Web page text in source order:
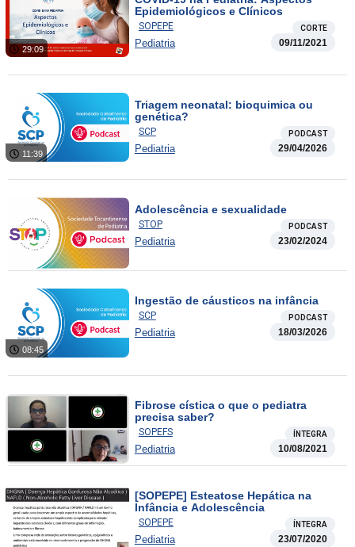
29:09
Epidemiológicos e Clínicos
SOPEPE CORTE
Pediatria 09/11/2021
11:39
Triagem neonatal: bioquimica ou
genética?
SCP PODCAST
Pediatria 29/04/2026
Adolescência e sexualidade
STOP PODCAST
Pediatria 23/02/2024
08:45
Ingestão de cáusticos na infância
SCP PODCAST
Pediatria 18/03/2026
Fibrose cística o que o pediatra
precisa saber?
SOPEFS ÍNTEGRA
Pediatria 10/08/2021
[SOPEPE] Esteatose Hepática na
Infância e Adolescência
SOPEPE ÍNTEGRA
Pediatria 23/07/2020